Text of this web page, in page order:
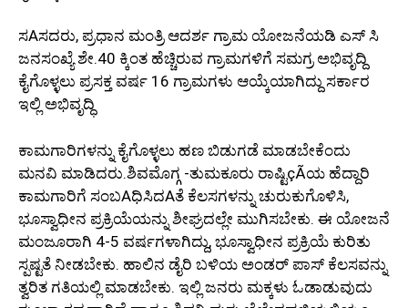
ಸAಸದರು, ಪ್ರಧಾನ ಮಂತ್ರಿ ಆದರ್ಶ ಗ್ರಾಮ ಯೋಜನೆಯಡಿ ಎಸ್ ಸಿ
ಜನಸಂಖ್ಯೆ ಶೇ.40 ಕ್ಕಿಂತ ಹೆಚ್ಚಿರುವ ಗ್ರಾಮಗಳಿಗೆ ಸಮಗ್ರ ಅಭಿವೃದ್ದಿ
ಕೈಗೊಳ್ಳಲು ಪ್ರಸಕ್ತ ವರ್ಷ 16 ಗ್ರಾಮಗಳು ಆಯ್ಕೆಯಾಗಿದ್ದು ಸರ್ಕಾರ
ಇಲ್ಲಿ ಅಭಿವೃದ್ಧಿ
ಕಾಮಗಾರಿಗಳನ್ನು ಕೈಗೊಳ್ಳಲು ಹಣ ಬಿಡುಗಡೆ ಮಾಡಬೇಕೆಂದು
ಮನವಿ ಮಾಡಿದರು.ಶಿವಮೊಗ್ಗ -ತುಮಕೂರು ರಾಷ್ಟಿçÃಯ ಹೆದ್ದಾರಿ
ಕಾಮಗಾರಿಗೆ ಸಂಬAಧಿಸಿದAತೆ ಕೆಲಸಗಳನ್ನು ಚುರುಕುಗೊಳಿಸಿ,
ಭೂಸ್ವಾಧೀನ ಪ್ರಕ್ರಿಯೆಯನ್ನು ಶೀಘ್ರದಲ್ಲೇ ಮುಗಿಸಬೇಕು. ಈ ಯೋಜನೆ
ಮಂಜೂರಾಗಿ 4-5 ವರ್ಷಗಳಾಗಿದ್ದು, ಭೂಸ್ವಾಧೀನ ಪ್ರಕ್ರಿಯೆ ಕುರಿತು
ಸ್ಪಷ್ಟತೆ ನೀಡಬೇಕು. ಹಾಲಿನ ಡೈರಿ ಬಳಿಯ ಅಂಡರ್ ಪಾಸ್ ಕೆಲಸವನ್ನು
ತ್ವರಿತ ಗತಿಯಲ್ಲಿ ಮಾಡಬೇಕು. ಇಲ್ಲಿ ಜನರು ಮಕ್ಕಳು ಓಡಾಡುವುದು